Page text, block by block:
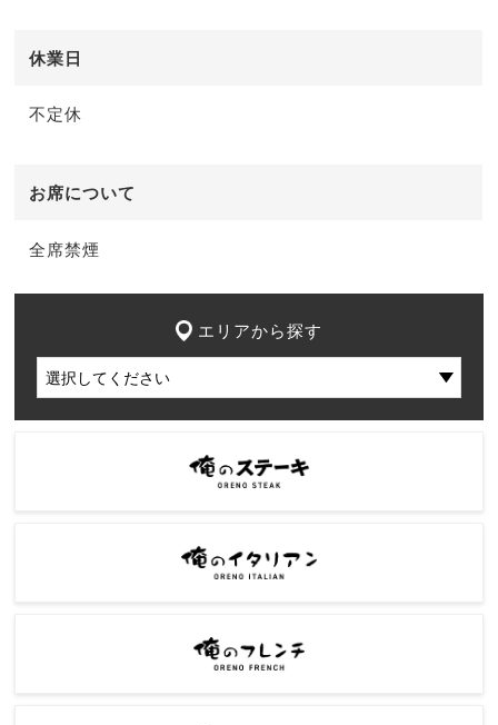
休業日
不定休
お席について
全席禁煙
エリアから探す